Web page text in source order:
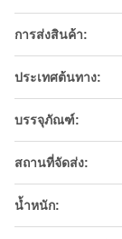
การส่งสินค้า:
ประเทศต้นทาง:
บรรจุภัณฑ์:
สถานที่จัดส่ง:
น้ำหนัก: